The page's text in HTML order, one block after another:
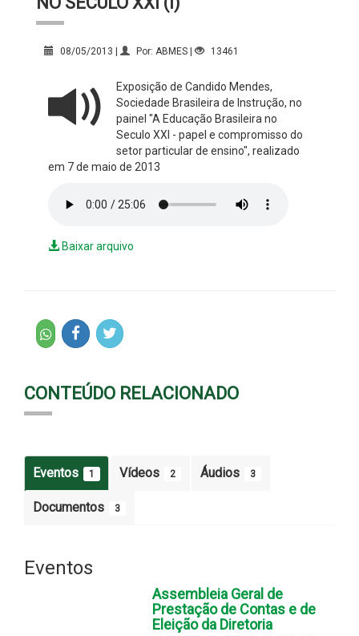
08/05/2013 | Por: ABMES | 13461
Exposição de Candido Mendes,
Sociedade Brasileira de Instrução, no
painel "A Educação Brasileira no
Seculo XXI - papel e compromisso do
setor particular de ensino", realizado
em 7 de maio de 2013
Baixar arquivo
CONTEÚDO RELACIONADO
Eventos 1 Vídeos 2 Áudios 3
Documentos 3
Eventos
Assembleia Geral de
Prestação de Contas e de
Eleição da Diretoria